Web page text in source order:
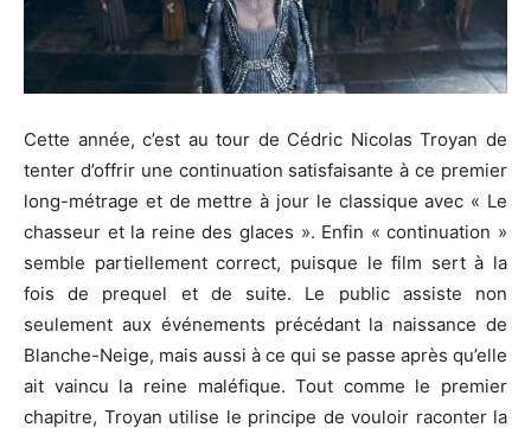
Cette année, c’est au tour de Cédric Nicolas Troyan de
tenter d’offrir une continuation satisfaisante à ce premier
long-métrage et de mettre à jour le classique avec « Le
chasseur et la reine des glaces ». Enfin « continuation »
semble partiellement correct, puisque le film sert à la
fois de prequel et de suite. Le public assiste non
seulement aux événements précédant la naissance de
Blanche-Neige, mais aussi à ce qui se passe après qu’elle
ait vaincu la reine maléfique. Tout comme le premier
chapitre, Troyan utilise le principe de vouloir raconter la